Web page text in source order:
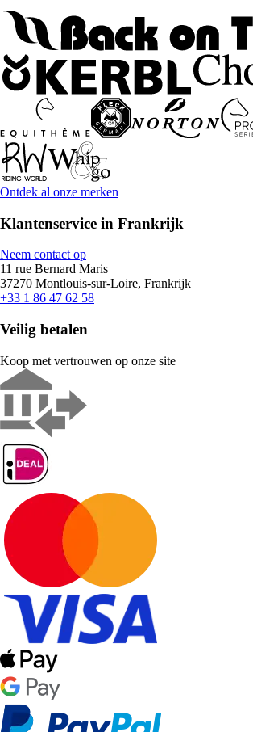
Ontdek al onze merken
Klantenservice in Frankrijk
Neem contact op
11 rue Bernard Maris
37270 Montlouis-sur-Loire, Frankrijk
+33 1 86 47 62 58
Veilig betalen
Koop met vertrouwen op onze site